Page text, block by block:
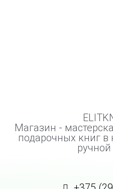
Магазин -
подарочных книг